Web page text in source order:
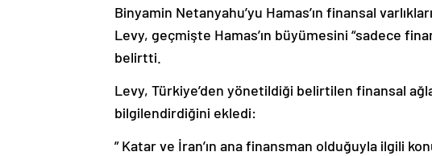
Binyamin Netanyahu’yu Hamas’ın finansal
Levy, geçmişte Hamas’ın büyümesini “sadece
belirtti.
Levy, Türkiye’den yönetildiği belirtilen finansal
bilgilendirdiğini ekledi:
” Katar ve İran’ın ana finansman olduğuyla ilgili